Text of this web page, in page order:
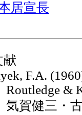
居宣長
献
F.A.
Routledge &
気賀健三・